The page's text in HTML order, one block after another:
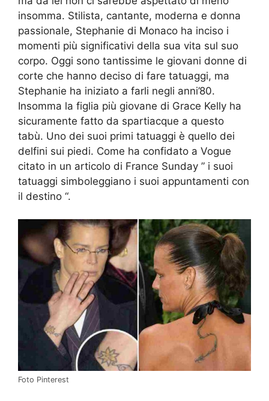
insomma. Stilista, cantante, moderna e donna
passionale, Stephanie di Monaco ha inciso i
momenti più significativi della sua vita sul suo
corpo. Oggi sono tantissime le giovani donne di
corte che hanno deciso di fare tatuaggi, ma
Stephanie ha iniziato a farli negli anni’80.
Insomma la figlia più giovane di Grace Kelly ha
sicuramente fatto da spartiacque a questo
tabù. Uno dei suoi primi tatuaggi è quello dei
delfini sui piedi. Come ha confidato a Vogue
citato in un articolo di France Sunday ” i suoi
tatuaggi simboleggiano i suoi appuntamenti con
il destino “.
Foto Pinterest